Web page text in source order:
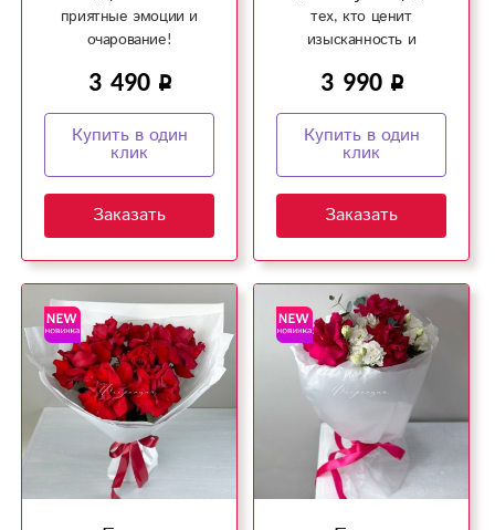
приятные эмоции и
очарование!
3 490
Купить в один
клик
Заказать
тех, кто ценит
изысканность и
3 990
Купить в один
клик
Заказать